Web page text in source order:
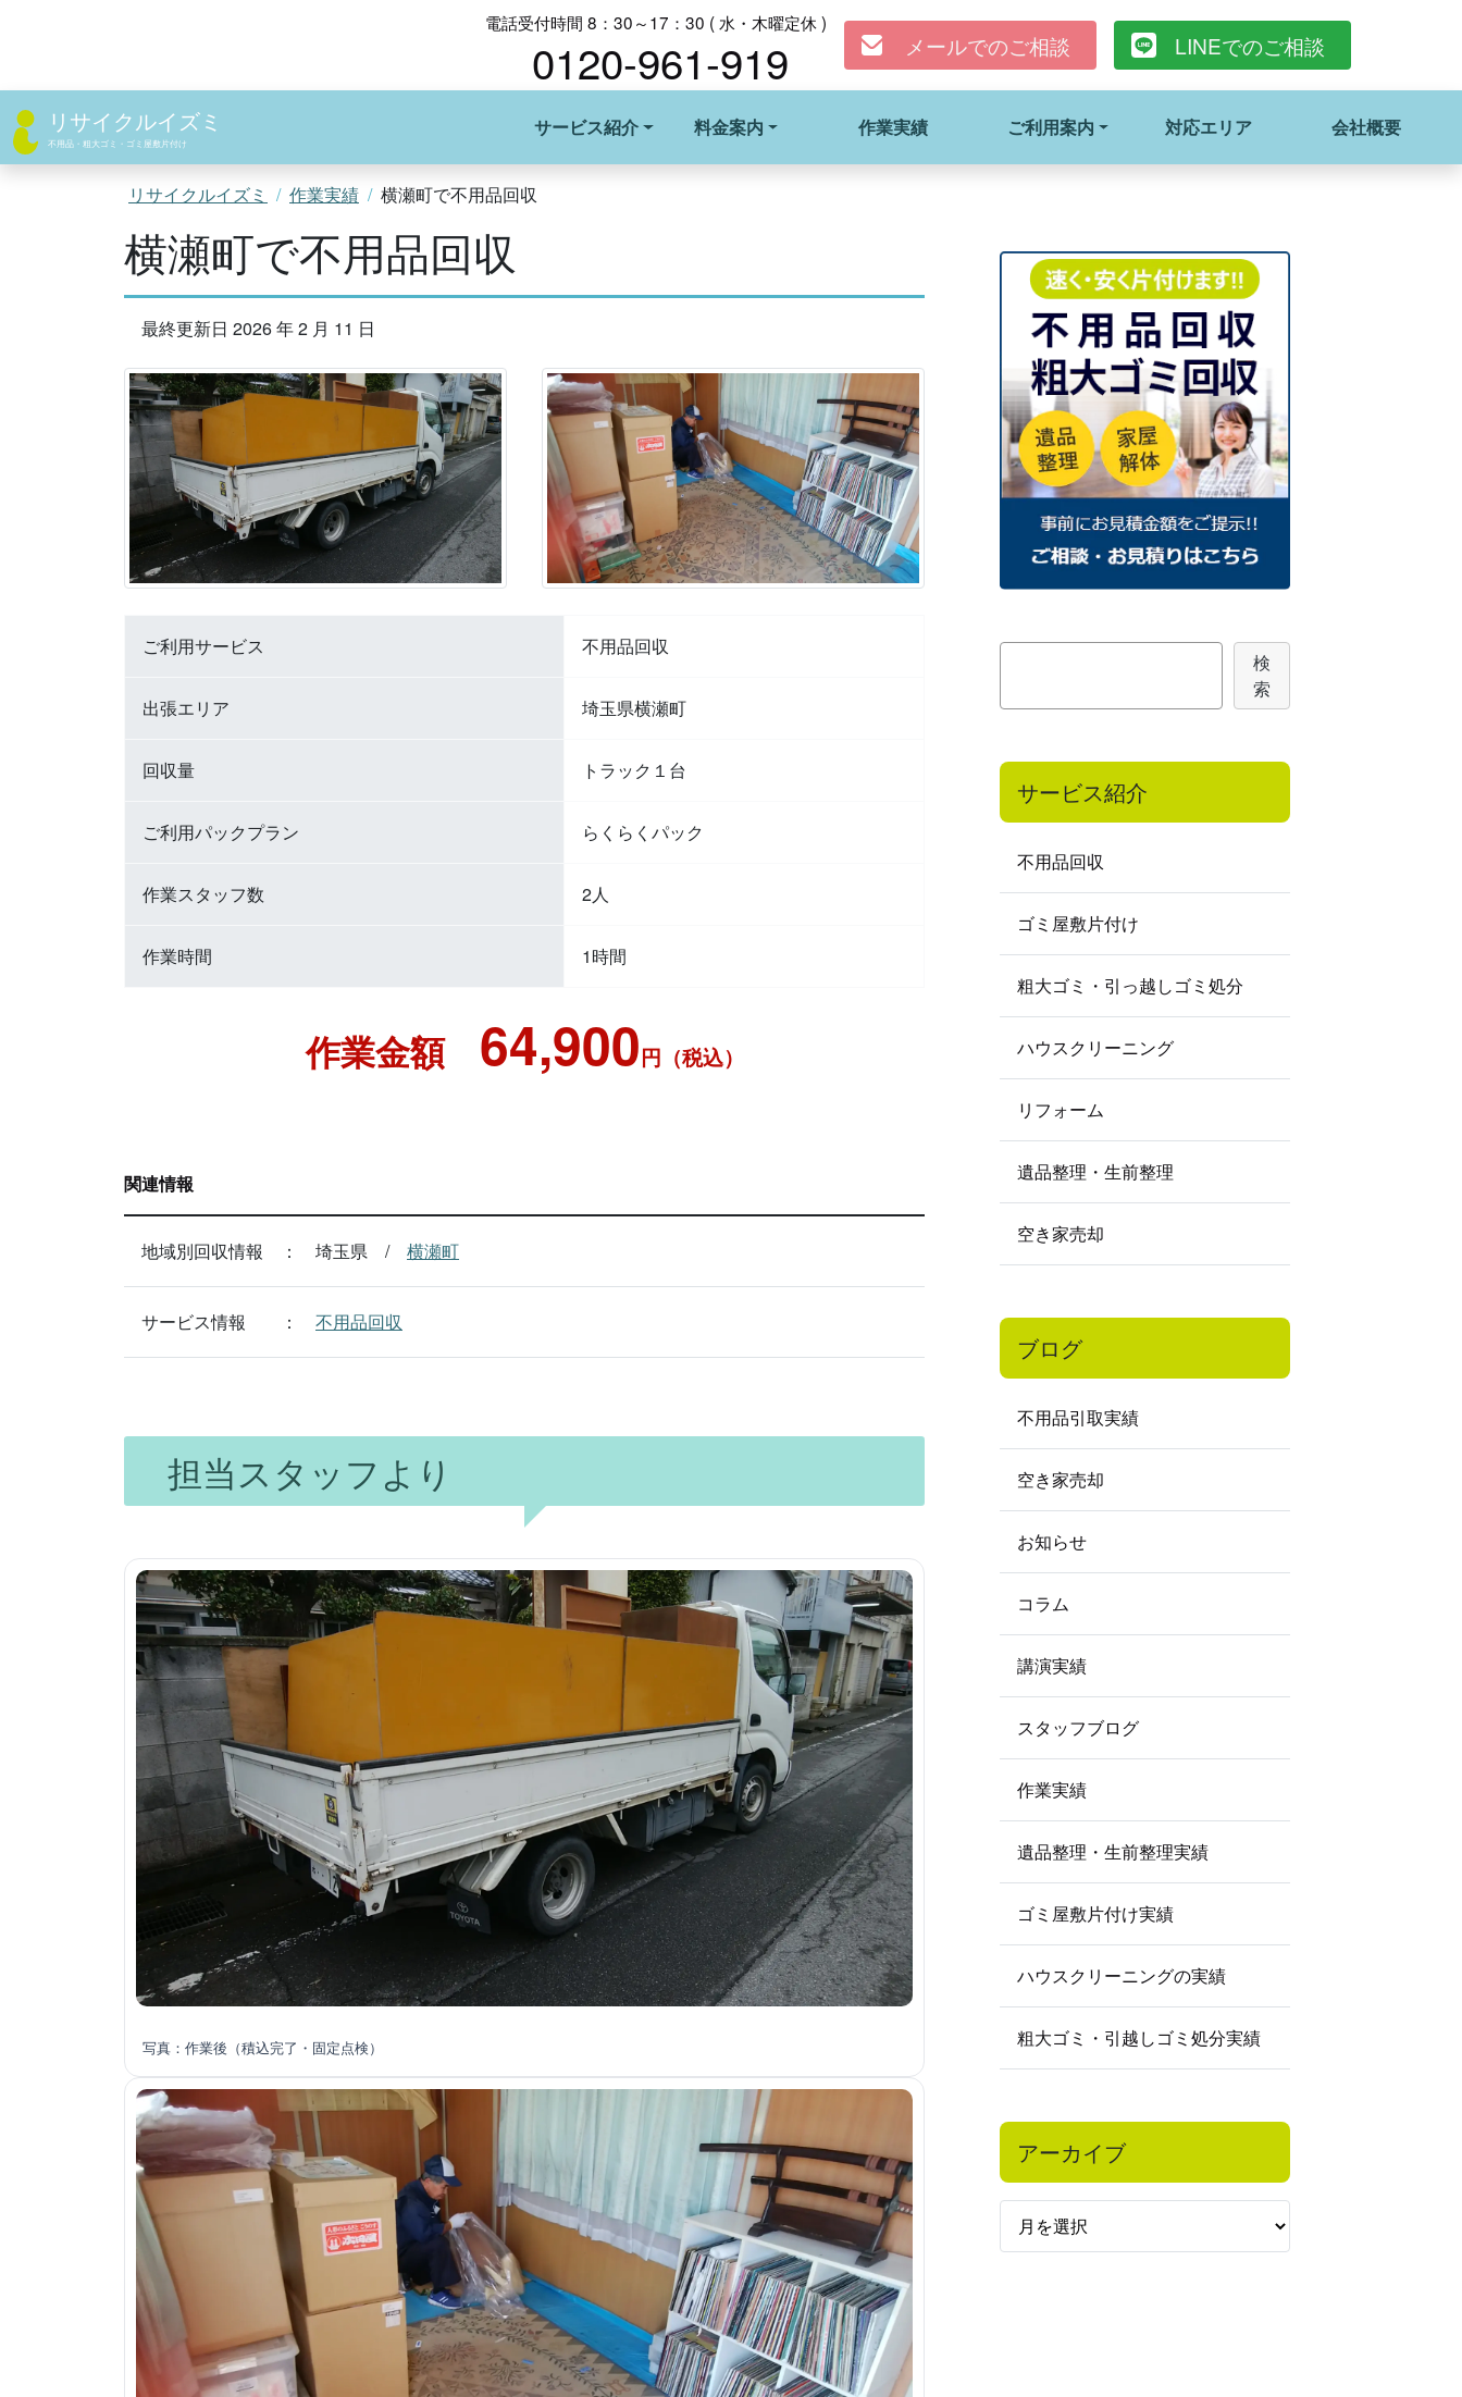
ン
へ
ス
リサイクルイズミ
不用品・粗大ゴミ・ゴミ屋敷片付け
サービス紹介 料金案内 作業実績 ご利用案内 対応エリア 会社概要
電話受付時間 8：30～17：30 ( 水・木曜定休 )
0120-961-919 メールでのご相談 LINEでのご相談
リサイクルイズミ 作業実績 横瀬町で不用品回収
横瀬町で不用品回収
最終更新日 2026 年 2 月 11 日
ご利用サービス 不用品回収
出張エリア 埼玉県横瀬町
回収量 トラック１台
ご利用パックプラン らくらくパック
作業スタッフ数 2人
作業時間 1時間
作業金額 64,900円（税込）
関連情報
地域別回収情報 埼玉県 横瀬町
サービス情報 不用品回収
担当スタッフより
写真：作業後（積込完了・固定点検）
検
検
索
サービス紹介
不用品回収
ゴミ屋敷片付け
粗大ゴミ・引っ越しゴミ処分
ハウスクリーニング
リフォーム
遺品整理・生前整理
空き家売却
ブログ
不用品引取実績
空き家売却
お知らせ
コラム
講演実績
スタッフブログ
作業実績
遺品整理・生前整理実績
ゴミ屋敷片付け実績
ハウスクリーニングの実績
粗大ゴミ・引越しゴミ処分実績
アーカイブ